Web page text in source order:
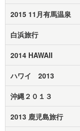
2015 11月有馬温泉
白浜旅行
2014 HAWAII
ハワイ 2013
沖縄２０１３
2013 鹿児島旅行